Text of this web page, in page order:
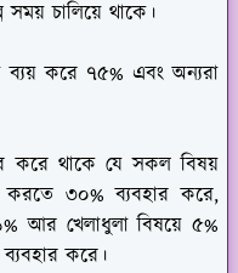
চালিয়ে থাকে।
করে ৭৫% এবং অন্যরা
করে থাকে যে সকল বিষয়
করতে ৩০% ব্যবহার করে,
আর খেলাধুলা বিষয়ে ৫%
করে।